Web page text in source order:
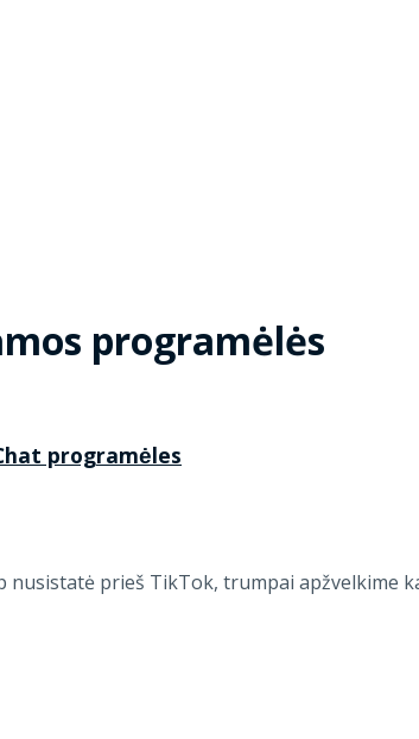
programėlės
programėles
nusistatė prieš TikTok, trumpai apžvelkime